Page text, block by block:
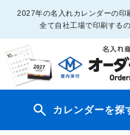
2027年の名入れカレンダーの印
全て自社工場で印刷する
カレンダーを探